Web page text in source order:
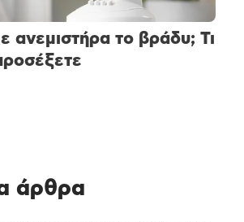
ανεμιστήρα το βράδυ; Τι
άρθρα